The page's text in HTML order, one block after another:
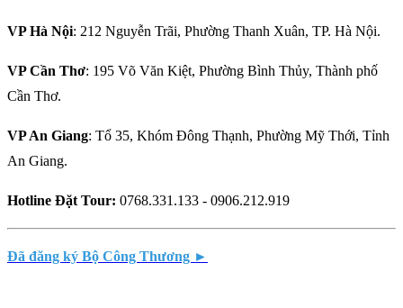
VP Hà Nội: 212 Nguyễn Trãi, Phường Thanh Xuân, TP. Hà Nội.
VP Cần Thơ: 195 Võ Văn Kiệt, Phường Bình Thủy, Thành phố
Cần Thơ.
VP An Giang: Tổ 35, Khóm Đông Thạnh, Phường Mỹ Thới, Tỉnh
An Giang.
Hotline Đặt Tour: 0768.331.133 - 0906.212.919
Đã đăng ký Bộ Công Thương ►